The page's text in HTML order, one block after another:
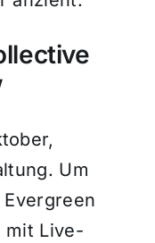
Um
mit Live-